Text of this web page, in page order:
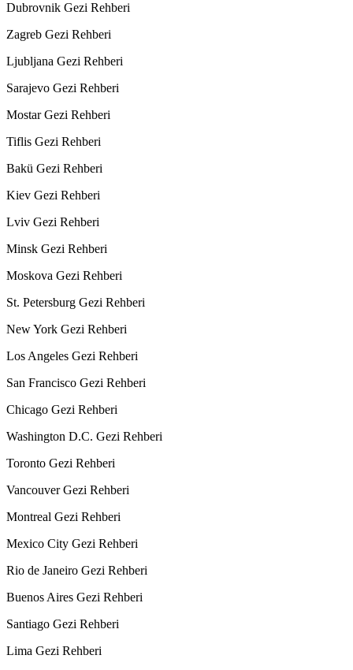
Dubrovnik Gezi Rehberi
Zagreb Gezi Rehberi
Ljubljana Gezi Rehberi
Sarajevo Gezi Rehberi
Mostar Gezi Rehberi
Tiflis Gezi Rehberi
Bakü Gezi Rehberi
Kiev Gezi Rehberi
Lviv Gezi Rehberi
Minsk Gezi Rehberi
Moskova Gezi Rehberi
St. Petersburg Gezi Rehberi
New York Gezi Rehberi
Los Angeles Gezi Rehberi
San Francisco Gezi Rehberi
Chicago Gezi Rehberi
Washington D.C. Gezi Rehberi
Toronto Gezi Rehberi
Vancouver Gezi Rehberi
Montreal Gezi Rehberi
Mexico City Gezi Rehberi
Rio de Janeiro Gezi Rehberi
Buenos Aires Gezi Rehberi
Santiago Gezi Rehberi
Lima Gezi Rehberi